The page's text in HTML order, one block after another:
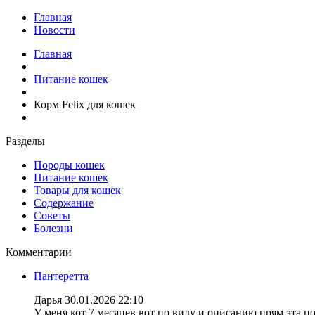
Главная
Новости
Главная
Питание кошек
Корм Felix для кошек
Разделы
Породы кошек
Питание кошек
Товары для кошек
Содержание
Советы
Болезни
Комментарии
Пантеретта
Дарья 30.01.2026 22:10
У меня кот 7 месяцев вот по виду и описанию прям эта